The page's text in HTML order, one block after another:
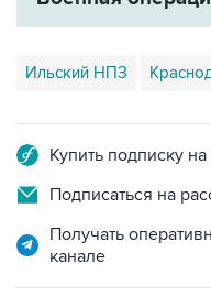
Ильский НПЗ
Купить подписку
Подписаться на
Получать
канале